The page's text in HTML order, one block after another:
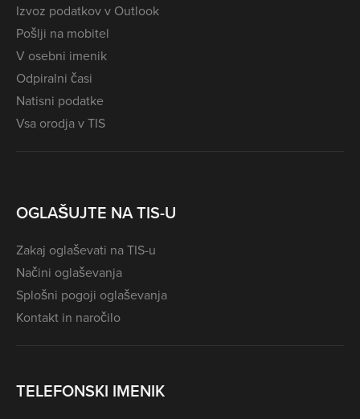
Izvoz podatkov v Outlook
Pošlji na mobitel
V osebni imenik
Odpiralni časi
Natisni podatke
Vsa orodja v TIS
OGLAŠUJTE NA TIS-U
Zakaj oglaševati na TIS-u
Načini oglaševanja
Splošni pogoji oglaševanja
Kontakt in naročilo
TELEFONSKI IMENIK